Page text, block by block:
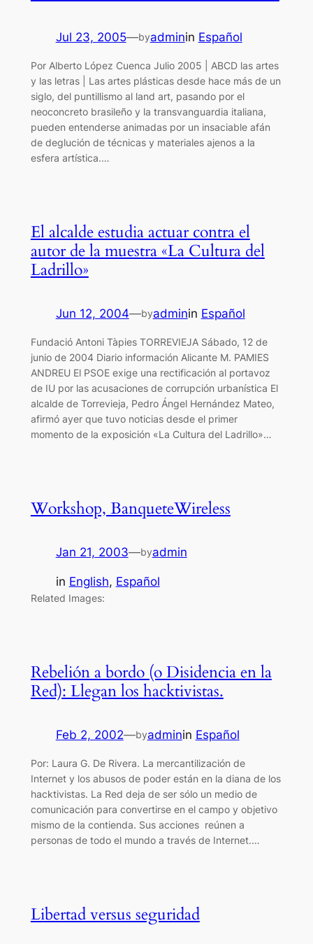
Jul 23, 2005—byadminin Español
Por Alberto López Cuenca Julio 2005 | ABCD las artes
y las letras | Las artes plásticas desde hace más de un
siglo, del puntillismo al land art, pasando por el
neoconcreto brasileño y la transvanguardia italiana,
pueden entenderse animadas por un insaciable afán
de deglución de técnicas y materiales ajenos a la
esfera artística.…
El alcalde estudia actuar contra el
autor de la muestra «La Cultura del
Ladrillo»
Jun 12, 2004—byadminin Español
Fundació Antoni Tàpies TORREVIEJA Sábado, 12 de
junio de 2004 Diario información Alicante M. PAMIES
ANDREU El PSOE exige una rectificación al portavoz
de IU por las acusaciones de corrupción urbanística El
alcalde de Torrevieja, Pedro Ángel Hernández Mateo,
afirmó ayer que tuvo noticias desde el primer
momento de la exposición «La Cultura del Ladrillo»…
Workshop, BanqueteWireless
Jan 21, 2003—byadmin
in English, Español
Related Images:
Rebelión a bordo (o Disidencia en la
Red): Llegan los hacktivistas.
Feb 2, 2002—byadminin Español
Por: Laura G. De Rivera. La mercantilización de
Internet y los abusos de poder están en la diana de los
hacktivistas. La Red deja de ser sólo un medio de
comunicación para convertirse en el campo y objetivo
mismo de la contienda. Sus acciones reúnen a
personas de todo el mundo a través de Internet.…
Libertad versus seguridad